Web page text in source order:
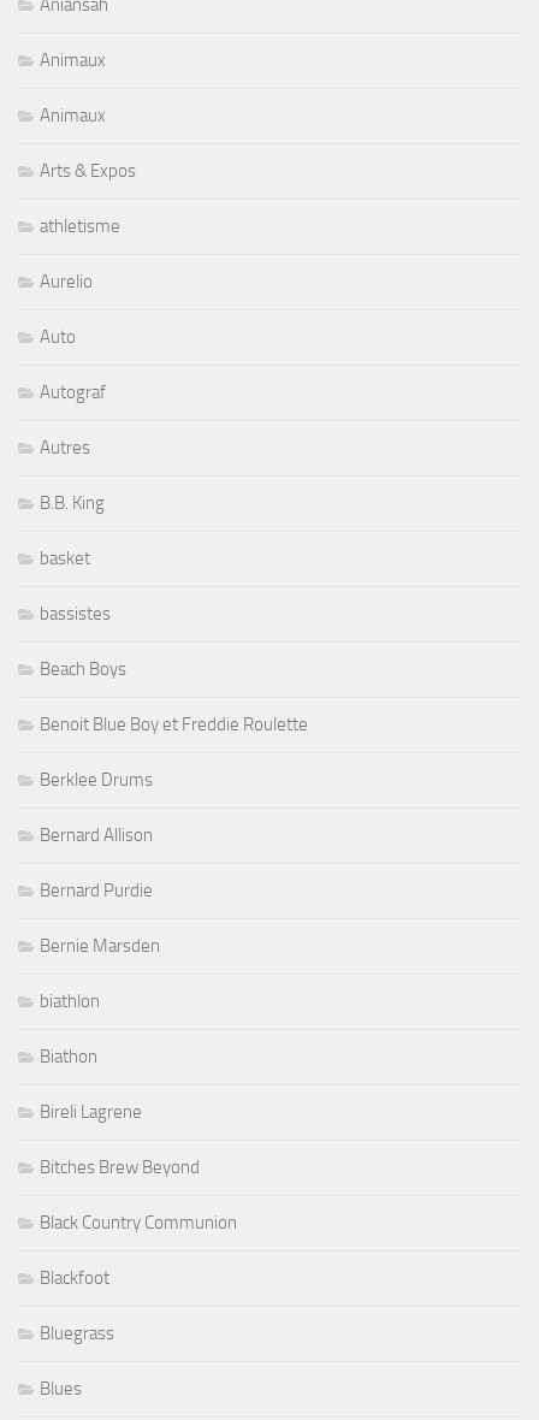
Aniansah
Animaux
Animaux
Arts & Expos
athletisme
Aurelio
Auto
Autograf
Autres
B.B. King
basket
bassistes
Beach Boys
Benoit Blue Boy et Freddie Roulette
Berklee Drums
Bernard Allison
Bernard Purdie
Bernie Marsden
biathlon
Biathon
Bireli Lagrene
Bitches Brew Beyond
Black Country Communion
Blackfoot
Bluegrass
Blues